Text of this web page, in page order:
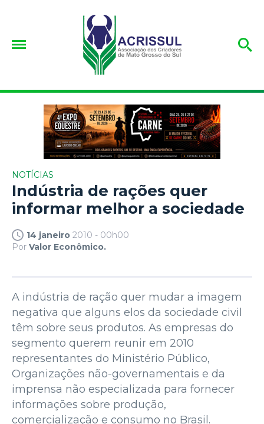
NOTÍCIAS
Indústria de rações quer
informar melhor a sociedade
14 janeiro 2010 - 00h00
Por Valor Econômico.
A indústria de ração quer mudar a imagem
negativa que alguns elos da sociedade civil
têm sobre seus produtos. As empresas do
segmento querem reunir em 2010
representantes do Ministério Público,
Organizações não-governamentais e da
imprensa não especializada para fornecer
informações sobre produção,
comercialização e consumo no Brasil.